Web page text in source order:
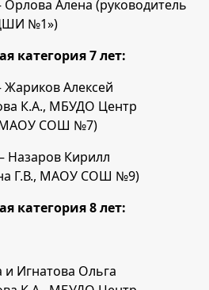
Орлова Алена (руководитель
№1»)
категория 7 лет:
Алексей
К.А., МБУДО Центр
МАОУ СОШ №7)
Назаров Кирилл
Г.В., МАОУ СОШ №9)
категория 8 лет:
Игнатова Ольга